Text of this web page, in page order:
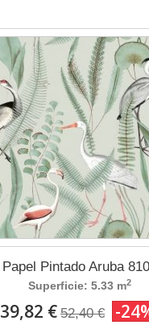
Papel Pintado Aruba
Superficie: 5.33 m2
39,82 € 52,40 € -